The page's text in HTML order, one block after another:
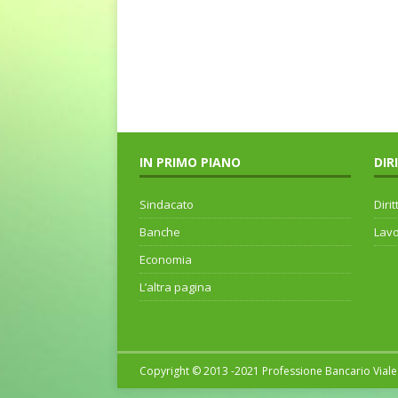
IN PRIMO PIANO
Sindacato
Banche
Economia
L’altra pagina
Copyright © 2013 -2021 Professione Bancario